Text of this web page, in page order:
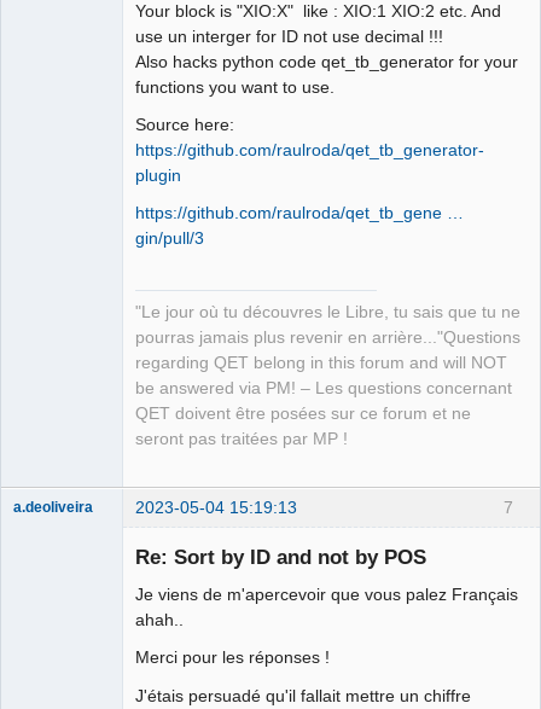
Your block is "XIO:X" like : XIO:1 XIO:2 etc. And
use un interger for ID not use decimal !!!
Also hacks python code qet_tb_generator for your
functions you want to use.
Source here:
https://github.com/raulroda/qet_tb_generator-
plugin
https://github.com/raulroda/qet_tb_gene …
gin/pull/3
"Le jour où tu découvres le Libre, tu sais que tu ne
pourras jamais plus revenir en arrière..."Questions
regarding QET belong in this forum and will NOT
be answered via PM! – Les questions concernant
QET doivent être posées sur ce forum et ne
seront pas traitées par MP !
7
a.deoliveira 2023-05-04 15:19:13
Re: Sort by ID and not by POS
Je viens de m'apercevoir que vous palez Français
ahah..
Merci pour les réponses !
J'étais persuadé qu'il fallait mettre un chiffre